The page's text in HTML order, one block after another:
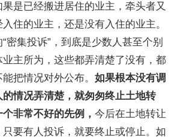
是已经搬进居住的业主，牵头者又
住的业主，还是没有入住的业主。
密集投诉”，到底是少数人甚至个别
业主所为，这些都弄清楚了没有，都
把情况对外公布。 如果根本没有调
情况弄清楚，就匆匆终止土地转
非常不好的先例， 今后在土地转让
要有人投诉，就要终止或停止。如